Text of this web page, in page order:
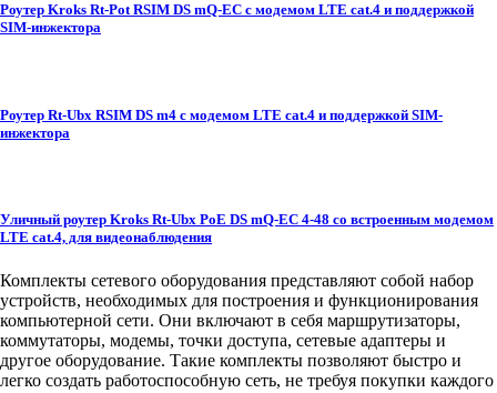
Роутер Kroks Rt-Pot RSIM DS mQ-EC с модемом LTE cat.4 и поддержкой
SIM-инжектора
Роутер Rt-Ubx RSIM DS m4 с модемом LTE cat.4 и поддержкой SIM-
инжектора
Уличный роутер Kroks Rt-Ubx PoE DS mQ-EC 4-48 со встроенным модемом
LTE cat.4, для видеонаблюдения
Комплекты сетевого оборудования представляют собой набор
устройств, необходимых для построения и функционирования
компьютерной сети. Они включают в себя маршрутизаторы,
коммутаторы, модемы, точки доступа, сетевые адаптеры и
другое оборудование. Такие комплекты позволяют быстро и
легко создать работоспособную сеть, не требуя покупки каждого